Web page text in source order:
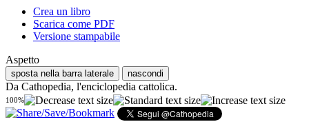
Crea un libro
Scarica come PDF
Versione stampabile
Aspetto
sposta nella barra laterale nascondi
Da Cathopedia, l'enciclopedia cattolica.
100%